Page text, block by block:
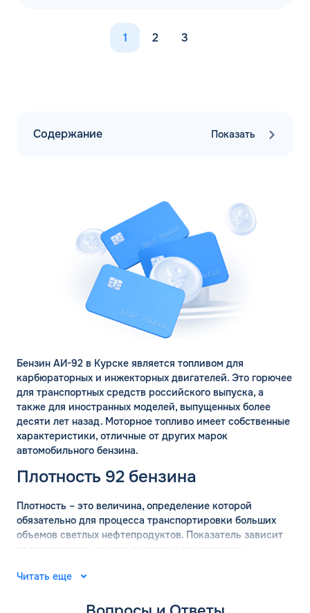
1 2 3
Содержание Показать
Бензин АИ-92 в Курске является топливом для
карбюраторных и инжекторных двигателей. Это горючее
для транспортных средств российского выпуска, а
также для иностранных моделей, выпущенных более
десяти лет назад. Моторное топливо имеет собственные
характеристики, отличные от других марок
автомобильного бензина.
Плотность 92 бензина
Плотность – это величина, определение которой
обязательно для процесса транспортировки больших
объемов светлых нефтепродуктов. Показатель зависит
плотности бензина используются готовые таблицы.
Читать еще